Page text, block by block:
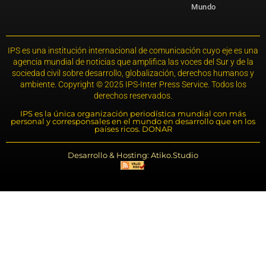
Mundo
IPS es una institución internacional de comunicación cuyo eje es una
agencia mundial de noticias que amplifica las voces del Sur y de la
sociedad civil sobre desarrollo, globalización, derechos humanos y
ambiente. Copyright © 2025 IPS-Inter Press Service. Todos los
derechos reservados.
IPS es la única organización periodística mundial con más
personal y corresponsales en el mundo en desarrollo que en los
países ricos. DONAR
Desarrollo & Hosting: Atiko.Studio